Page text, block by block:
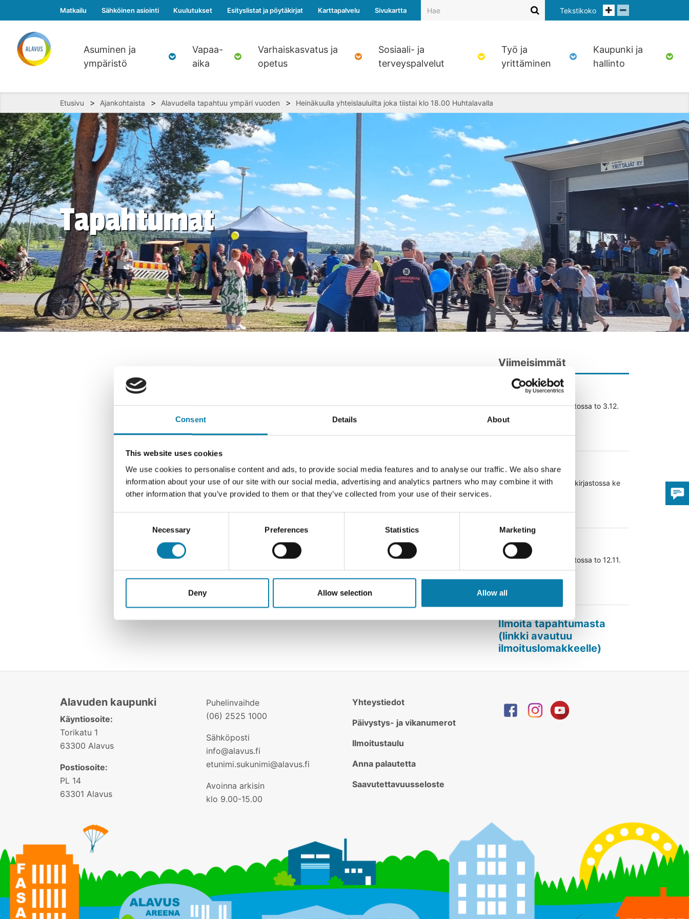
Consent Details About
This website uses cookies
We use cookies to personalise content and ads, to provide social media features and to analyse our traffic. We also share
information about your use of our site with our social media, advertising and analytics partners who may combine it with
other information that you’ve provided to them or that they’ve collected from your use of their services.
Necessary Preferences Statistics Marketing
Deny Allow selection Allow all
Matkailu Sähköinen asiointi Kuulutukset Esityslistat ja pöytäkirjat Karttapalvelu Sivukartta Tekstikoko
Asuminen ja
ympäristö
Vapaa-
aika
Varhaiskasvatus ja
opetus
Sosiaali- ja
terveyspalvelut
Työ ja
yrittäminen
Kaupunki ja
hallinto
Etusivu > Ajankohtaista > Alavudella tapahtuu ympäri vuoden > Heinäkuulla yhteislauluilta joka tiistai klo 18.00 Huhtalavalla
Tapahtumat
Heinäkuulla yhteislauluilta joka tiistai klo 18.00 Huhtalavalla
musiikkia teemoittain.
7.7. laulellaan kevyesti kesäillassa
14.7. laulellaan Karjalaisia lauluja
21.7. laulellaan leppoisasti
28.7. laulellaan Spelien lähestyessä
Sateen sattuessa lauletaan Huhtalavan sisällä.
Takaisin
Viimeisimmät
03.12.2026
Satutunti Töysän kirjastossa to 3.12.
klo 9.30
Lue lisää
Lukupiiri Alavuden pääkirjastossa ke
Lue lisää
12.11.2026
Satutunti Töysän kirjastossa to 12.11.
klo 9.30
Lue lisää
Ilmoita tapahtumasta
(linkki avautuu
ilmoituslomakkeelle)
Alavuden kaupunki
Käyntiosoite:
Torikatu 1
63300 Alavus
Postiosoite:
PL 14
63301 Alavus
Puhelinvaihde
(06) 2525 1000
Sähköposti
info@alavus.fi
etunimi.sukunimi@alavus.fi
Avoinna arkisin
klo 9.00-15.00
Yhteystiedot
Päivystys- ja vikanumerot
Ilmoitustaulu
Anna palautetta
Saavutettavuusseloste